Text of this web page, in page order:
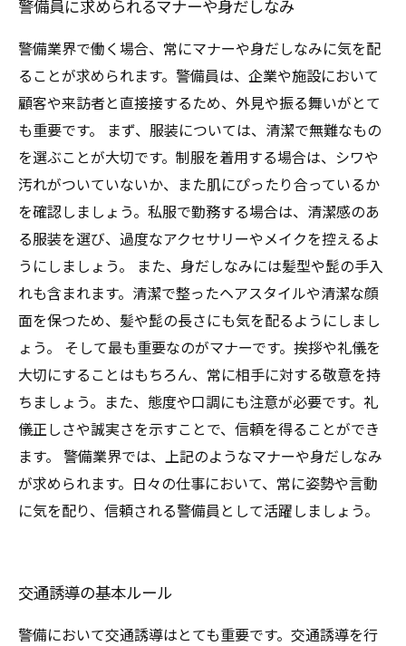
警備員に求められるマナーや身だしなみ
警備業界で働く場合、常にマナーや身だしなみに気を配
ることが求められます。警備員は、企業や施設において
顧客や来訪者と直接接するため、外見や振る舞いがとて
も重要です。 まず、服装については、清潔で無難なもの
を選ぶことが大切です。制服を着用する場合は、シワや
汚れがついていないか、また肌にぴったり合っているか
を確認しましょう。私服で勤務する場合は、清潔感のあ
る服装を選び、過度なアクセサリーやメイクを控えるよ
うにしましょう。 また、身だしなみには髪型や髭の手入
れも含まれます。清潔で整ったヘアスタイルや清潔な顔
面を保つため、髪や髭の長さにも気を配るようにしまし
ょう。 そして最も重要なのがマナーです。挨拶や礼儀を
大切にすることはもちろん、常に相手に対する敬意を持
ちましょう。また、態度や口調にも注意が必要です。礼
儀正しさや誠実さを示すことで、信頼を得ることができ
ます。 警備業界では、上記のようなマナーや身だしなみ
が求められます。日々の仕事において、常に姿勢や言動
に気を配り、信頼される警備員として活躍しましょう。
交通誘導の基本ルール
警備において交通誘導はとても重要です。交通誘導を行